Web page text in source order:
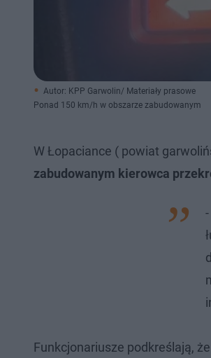
Autor: KPP Garwolin/ Materiały prasowe
Ponad 150 km/h w obszarze zabudowanym
W Łopaciance ( powiat
zabudowanym kierowca
Funkcjonariusze podkreślają,